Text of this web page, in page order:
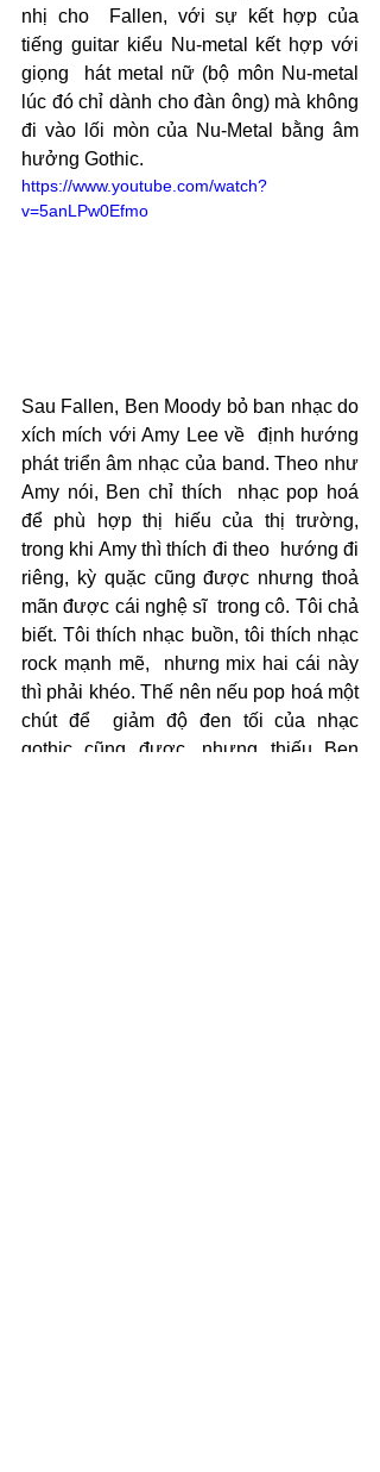
nhị cho  Fallen, với sự kết hợp của
tiếng guitar kiểu Nu-metal kết hợp với
giọng  hát metal nữ (bộ môn Nu-metal
lúc đó chỉ dành cho đàn ông) mà không
đi vào lối mòn của Nu-Metal bằng âm
hưởng Gothic.
https://www.youtube.com/watch?
v=5anLPw0Efmo
Sau Fallen, Ben Moody bỏ ban nhạc do
xích mích với Amy Lee về  định hướng
phát triển âm nhạc của band. Theo như
Amy nói, Ben chỉ thích  nhạc pop hoá
để phù hợp thị hiếu của thị trường,
trong khi Amy thì thích đi theo  hướng đi
riêng, kỳ quặc cũng được nhưng thoả
mãn được cái nghệ sĩ  trong cô. Tôi chả
biết. Tôi thích nhạc buồn, tôi thích nhạc
rock mạnh mẽ,  nhưng mix hai cái này
thì phải khéo. Thế nên nếu pop hoá một
chút để  giảm độ đen tối của nhạc
gothic cũng được, nhưng thiếu Ben